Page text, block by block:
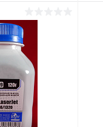
Сравнение
В наличии